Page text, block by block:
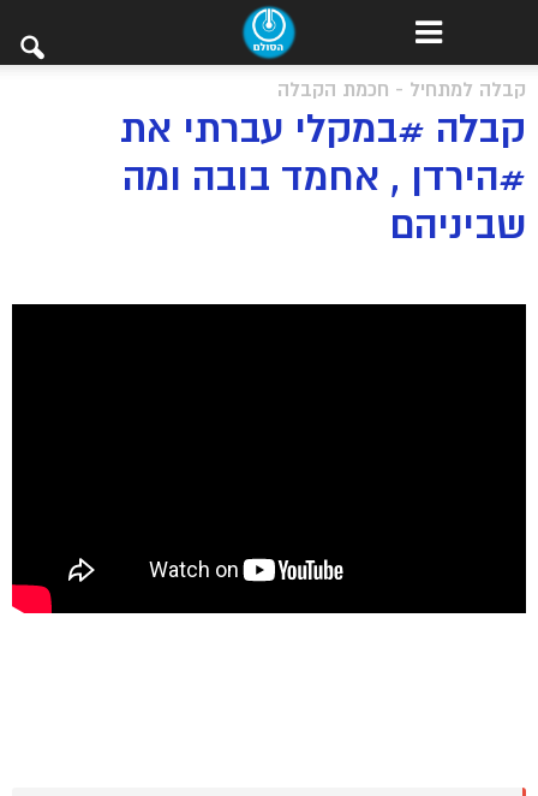
קבלה למתחיל - חכמת הקבלה
קבלה #במקלי עברתי את
#הירדן , אחמד בובה ומה
שביניהם